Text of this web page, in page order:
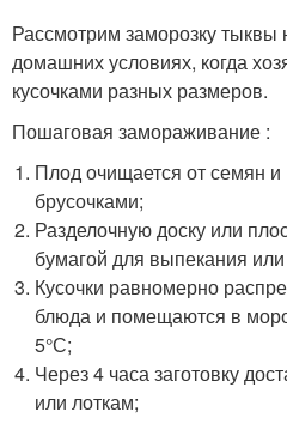
Рассмотрим заморозку тыквы
домашних условиях, когда
кусочками разных размеров.
Пошаговая замораживание :
Плод очищается от семян и
брусочками;
Разделочную доску или
бумагой для выпекания
Кусочки равномерно
блюда и помещаются в
5°С;
Через 4 часа заготовку
или лоткам;